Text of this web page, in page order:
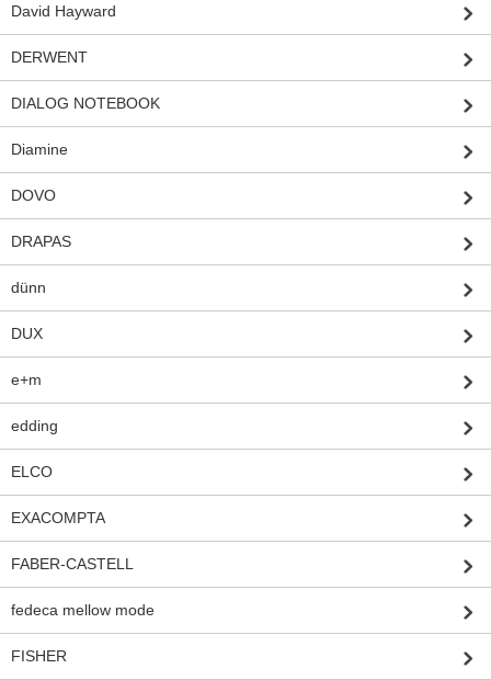
David Hayward
DERWENT
DIALOG NOTEBOOK
Diamine
DOVO
DRAPAS
dünn
DUX
e+m
edding
ELCO
EXACOMPTA
FABER-CASTELL
fedeca mellow mode
FISHER